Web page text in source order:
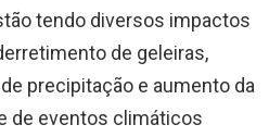
tendo diversos impactos
de geleiras,
precipitação e aumento da
de eventos climáticos